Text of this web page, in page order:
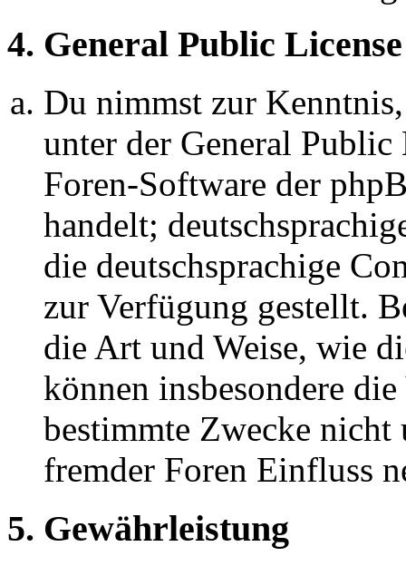
4. General Public License
Du nimmst zur
unter der General
Foren-Software der
handelt;
die deutschsprachige
zur Verfügung gestellt.
die Art und Weise, wie
können insbesondere
bestimmte Zwecke nicht
fremder Foren Einfluss
5. Gewährleistung